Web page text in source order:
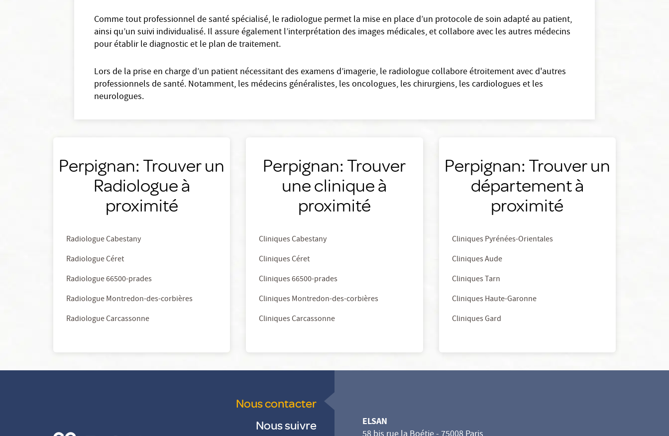
Comme tout professionnel de santé spécialisé, le radiologue permet la mise en place d’un protocole de soin adapté au patient,
ainsi qu’un suivi individualisé. Il assure également l’interprétation des images médicales, et collabore avec les autres médecins
pour établir le diagnostic et le plan de traitement.
Lors de la prise en charge d’un patient nécessitant des examens d’imagerie, le radiologue collabore étroitement avec d'autres
professionnels de santé. Notamment, les médecins généralistes, les oncologues, les chirurgiens, les cardiologues et les
neurologues.
Perpignan: Trouver un
Radiologue à
proximité
Radiologue Cabestany
Radiologue Céret
Radiologue 66500-prades
Radiologue Montredon-des-corbières
Radiologue Carcassonne
Perpignan: Trouver
une clinique à
proximité
Cliniques Cabestany
Cliniques Céret
Cliniques 66500-prades
Cliniques Montredon-des-corbières
Cliniques Carcassonne
Perpignan: Trouver un
département à
proximité
Cliniques Pyrénées-Orientales
Cliniques Aude
Cliniques Tarn
Cliniques Haute-Garonne
Cliniques Gard
Nous contacter
Nous suivre
ELSAN